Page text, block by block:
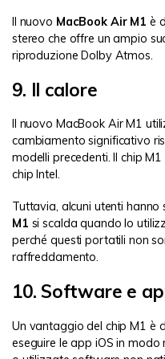
Il nuovo MacBook Air M1 è
stereo che offre un ampio
riproduzione Dolby Atmos.
9. Il calore
Il nuovo MacBook Air M1
cambiamento significativo
modelli precedenti. Il chip
chip Intel.
Tuttavia, alcuni utenti hanno
M1 si scalda quando lo
perché questi portatili non
raffreddamento.
10. Software e
Un vantaggio del chip M1 è
eseguire le app iOS in